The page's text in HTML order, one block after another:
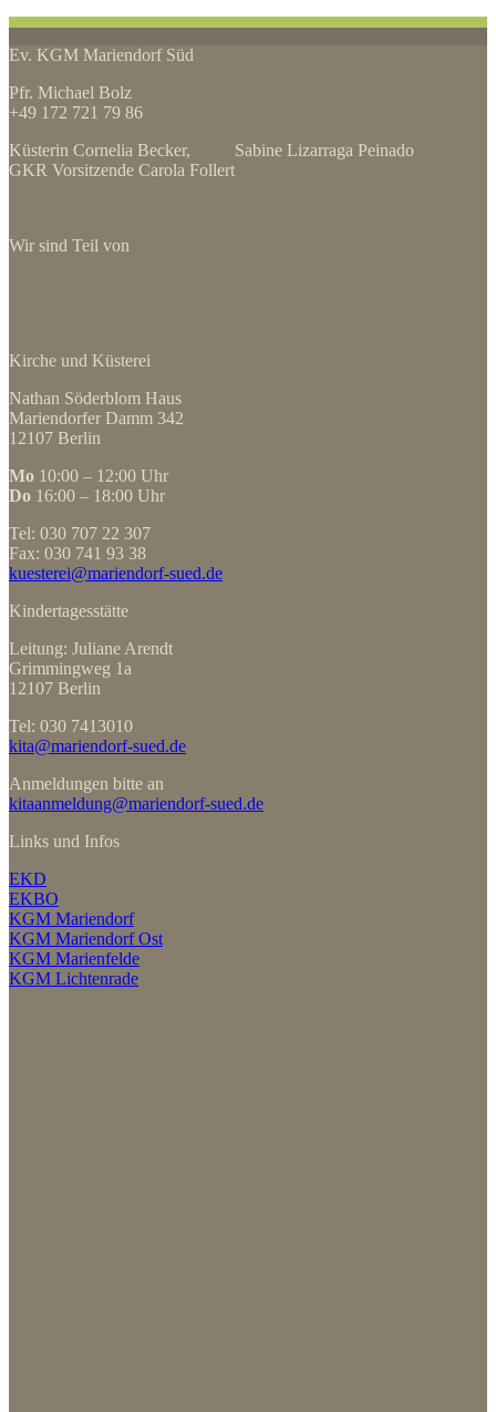
Ev. KGM Mariendorf Süd
Pfr. Michael Bolz
+49 172 721 79 86
Küsterin Cornelia Becker, Sabine Lizarraga Peinado
GKR Vorsitzende Carola Follert
Wir sind Teil von
Kirche und Küsterei
Nathan Söderblom Haus
Mariendorfer Damm 342
12107 Berlin
Mo 10:00 – 12:00 Uhr
Do 16:00 – 18:00 Uhr
Tel: 030 707 22 307
Fax: 030 741 93 38
kuesterei@mariendorf-sued.de
Kindertagesstätte
Leitung: Juliane Arendt
Grimmingweg 1a
12107 Berlin
Tel: 030 7413010
kita@mariendorf-sued.de
Anmeldungen bitte an
kitaanmeldung@mariendorf-sued.de
Links und Infos
EKD
EKBO
KGM Mariendorf
KGM Mariendorf Ost
KGM Marienfelde
KGM Lichtenrade